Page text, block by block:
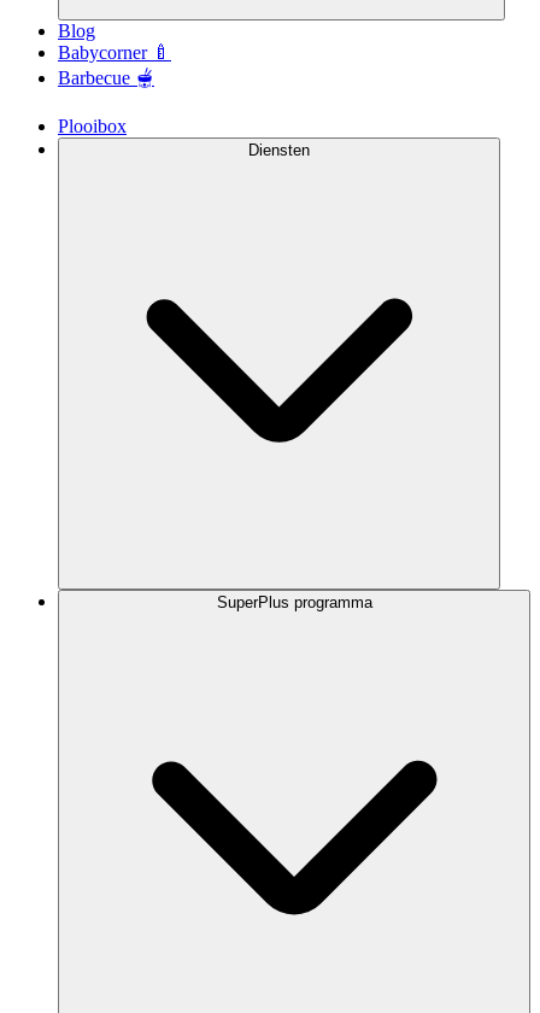
Blog
Babycorner 🍼
Barbecue 🫕
Plooibox
Diensten
SuperPlus programma